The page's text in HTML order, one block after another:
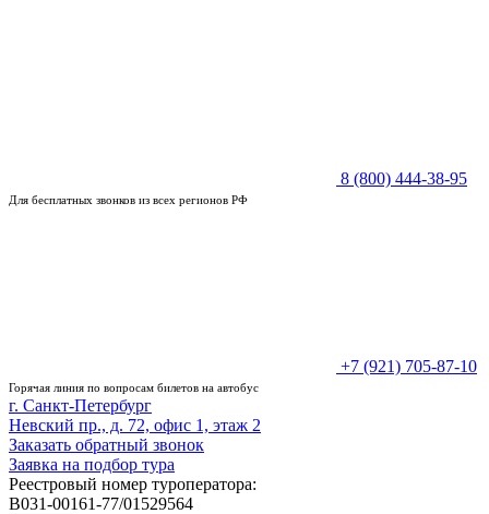
8 (800) 444-38-95
Для бесплатных звонков из всех регионов РФ
+7 (921) 705-87-10
Горячая линия по вопросам билетов на автобус
г. Санкт-Петербург
Невский пр., д. 72, офис 1, этаж 2
Заказать обратный звонок
Заявка на подбор тура
Реестровый номер туроператора:
В031-00161-77/01529564